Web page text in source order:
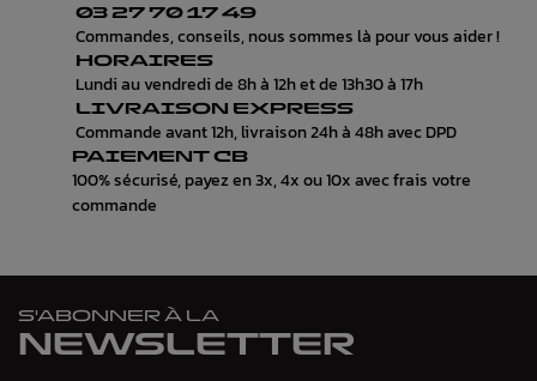
03 27 70 17 49
Commandes, conseils, nous sommes là pour vous aider !
HORAIRES
Lundi au vendredi de 8h à 12h et de 13h30 à 17h
LIVRAISON EXPRESS
Commande avant 12h, livraison 24h à 48h avec DPD
PAIEMENT CB
100% sécurisé, payez en 3x, 4x ou 10x avec frais votre
commande
S'ABONNER À LA
NEWSLETTER